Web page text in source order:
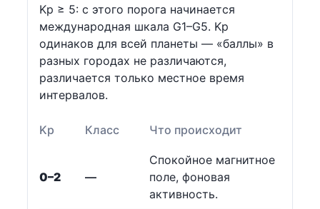
Kp ≥ 5: с этого порога начинается
международная шкала G1–G5. Kp
одинаков для всей планеты — «баллы» в
разных городах не различаются,
различается только местное время
интервалов.
Kp Класс Что происходит
0–2 —
Спокойное магнитное
поле, фоновая
активность.